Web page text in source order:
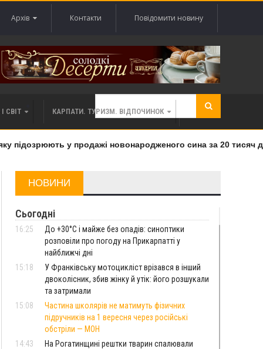
Архів Контакти Повідомити новину
СВІТ КАРПАТИ. ТУРИЗМ. ВІДПОЧИНОК
підозрюють у продажі новонародженого сина за 20 тисяч
НОВИНИ
Сьогодні
16:25
До +30°C і майже без опадів: синоптики
розповіли про погоду на Прикарпатті у
найближчі дні
15:18
У Франківську мотоцикліст врізався в інший
двоколісник, збив жінку й утік: його розшукали
та затримали
15:08
Частина школярів не матимуть фізичних
підручників на 1 вересня через російські
обстріли — МОН
14:43
На Рогатинщині рештки тварин спалювали